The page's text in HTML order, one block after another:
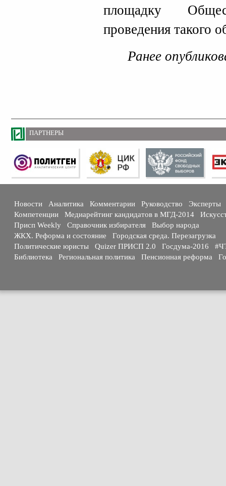
площадку
проведения такого
Ранее
ПАРТНЕРЫ
Новости Аналитика Комментарии Руководство
Эксперты
Компетенции
Медиарейтинг кандидатов в МГД-2014
Присп Weekly
Справочник избирателя
Выбор народа
ЖКХ. Реформа и состояние
Городская среда. Перезагрузка
Политические юристы
Quizer ПРИСП 2.0 Госдума-2016
Библиотека
Региональная политика Пенсионная реформа